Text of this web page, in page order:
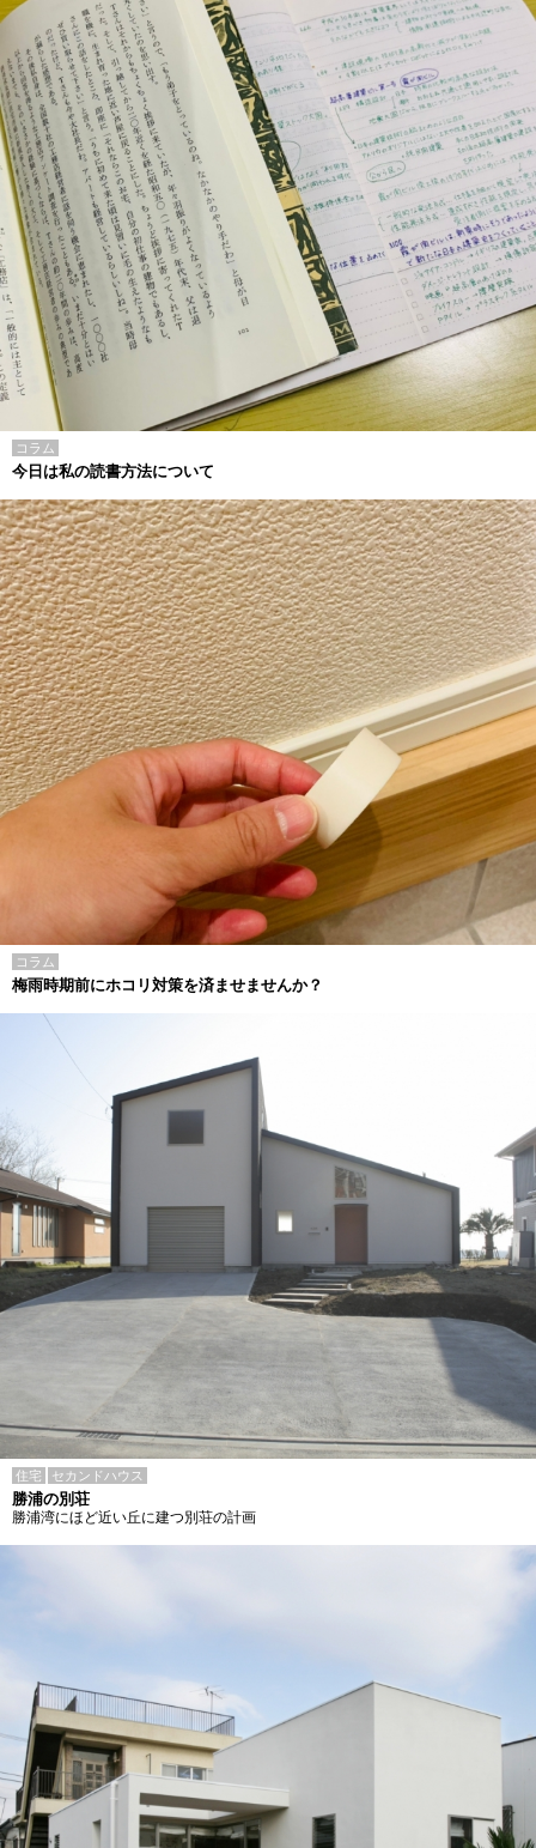
コラム
今日は私の読書方法について
コラム
梅雨時期前にホコリ対策を済ませませんか？
住宅 セカンドハウス
勝浦の別荘
勝浦湾にほど近い丘に建つ別荘の計画